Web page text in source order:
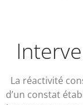
La réactivité
d’un constat